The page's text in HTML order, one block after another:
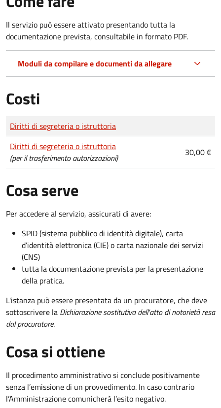
Il servizio può essere attivato presentando tutta la
documentazione prevista, consultabile in formato PDF.
Moduli da compilare e documenti da allegare
Costi
Tipo di pagamento
Importo
Diritti di segreteria o istruttoria
Diritti di segreteria o istruttoria
(per il trasferimento autorizzazioni)
30,00 €
Cosa serve
Per accedere al servizio, assicurati di avere:
SPID (sistema pubblico di identità digitale), carta
d’identità elettronica (CIE) o carta nazionale dei servizi
(CNS)
tutta la documentazione prevista per la presentazione
della pratica.
L'istanza può essere presentata da un procuratore, che deve
sottoscrivere la Dichiarazione sostitutiva dell'atto di notorietà resa
dal procuratore.
Cosa si ottiene
Il procedimento amministrativo si conclude positivamente
senza l’emissione di un provvedimento. In caso contrario
l’Amministrazione comunicherà l’esito negativo.